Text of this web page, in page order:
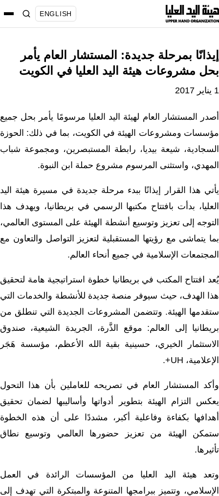
انتقل
إلى
ENGLISH
إيذانًا بمرحلة جديدة: المستشار العام يأمر
بحل مشروعات هيئة اليد العليا في الكويت
1 يناير 2017
أصدر المستشار العام لهيئة اليد العليا مرسومًا يأمر بحل جميع
مؤسسات ومشروعات الهيئة في الكويت، بما في ذلك: الحوزة
السجادية، شيعة بيديا، رابطة المستبصرين، ومجموعة شباب
المهدي، واستثنى المرسوم مشروع حملة ابن النبوة.
يأتي هذا القرار إيذانًا ببدء مرحلة جديدة في مسيرة هيئة اليد
العليا، بدأت بافتتاح مكتبها الرسمي في بريطانيا، ويهدف هذا
التوجه إلى تعزيز وتوسيع أنشطة الهيئة على المستوى العالمي،
بما يتماشى مع رؤيتها المستقبلية لتعزيز التواصل والتعاون مع
المجتمعات الإسلامية في جميع أنحاء العالم.
يُعد افتتاح المكتب في بريطانيا خطوة استراتيجية هامة لتحقيق
هذا الهدف، حيث سيوفر منصة جديدة للأنشطة والخدمات التي
ستقدمها الهيئة. وتتضمن المشروعات الجديدة التي تنطلق من
بريطانيا إلى العالم: موقع الذَّرة، الجريدة الشيعية، صندوق
الاستثمار الخيري، حسينية بقية الله الأعظم، مؤسسة هَجَر
الإعلامية، UH+.
وأكد المستشار العام في تصريحه للعاملين بأن هذا التحول
يعكس التزام الهيئة بتطوير أدواتها وأساليبها لضمان تحقيق
أهدافها بكفاءة وفاعلية أكبر، مشددًا على أن هذه الخطوة
ستمكن الهيئة من تعزيز حضورها العالمي وتوسيع نطاق
تأثيرها.
وتعد هيئة اليد العليا من المؤسسات الرائدة في العمل
الإسلامي، وتتميز ببرامجها المتنوعة والمبتكرة التي تهدف إلى